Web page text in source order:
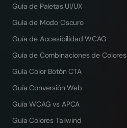
Guía de Paletas UI/UX
Guía de Modo Oscuro
Guía de Accesibilidad WCAG
Guía de Combinaciones de Colores
Guía Color Botón CTA
Guía Conversión Web
Guía WCAG vs APCA
Guía Colores Tailwind